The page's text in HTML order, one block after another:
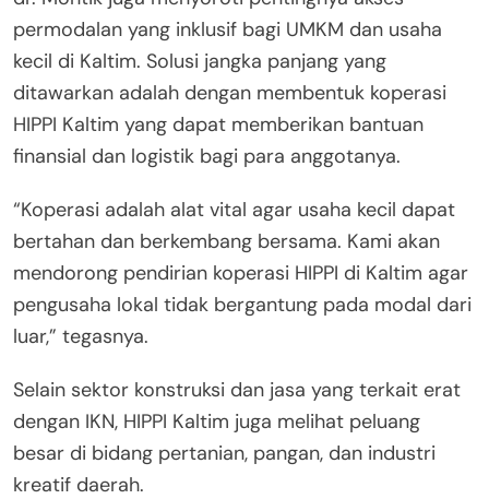
permodalan yang inklusif bagi UMKM dan usaha
kecil di Kaltim. Solusi jangka panjang yang
ditawarkan adalah dengan membentuk koperasi
HIPPI Kaltim yang dapat memberikan bantuan
finansial dan logistik bagi para anggotanya.
“Koperasi adalah alat vital agar usaha kecil dapat
bertahan dan berkembang bersama. Kami akan
mendorong pendirian koperasi HIPPI di Kaltim agar
pengusaha lokal tidak bergantung pada modal dari
luar,” tegasnya.
Selain sektor konstruksi dan jasa yang terkait erat
dengan IKN, HIPPI Kaltim juga melihat peluang
besar di bidang pertanian, pangan, dan industri
kreatif daerah.